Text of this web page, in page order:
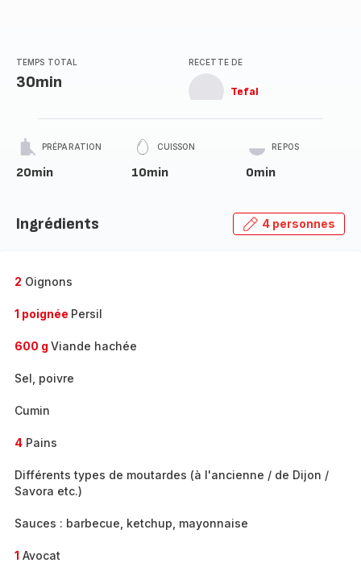
TEMPS TOTAL
30min
RECETTE DE
Tefal
PRÉPARATION
20min
CUISSON
10min
REPOS
0min
Ingrédients 4 personnes
2 Oignons
1 poignée Persil
600 g Viande hachée
Sel, poivre
Cumin
4 Pains
Différents types de moutardes (à l'ancienne / de Dijon /
Savora etc.)
Sauces : barbecue, ketchup, mayonnaise
1 Avocat